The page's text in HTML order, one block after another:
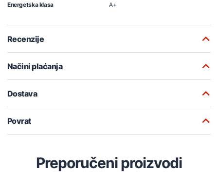
Energetska klasa
A+
Recenzije
Načini plaćanja
Dostava
Povrat
Preporučeni proizvodi